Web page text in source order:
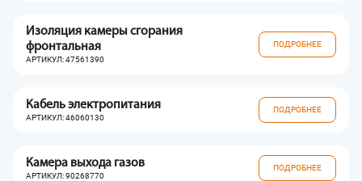
Изоляция камеры сгорания
фронтальная
АРТИКУЛ: 47561390
ПОДРОБНЕЕ
Кабель электропитания
АРТИКУЛ: 46060130
ПОДРОБНЕЕ
Камера выхода газов
АРТИКУЛ: 90268770
ПОДРОБНЕЕ